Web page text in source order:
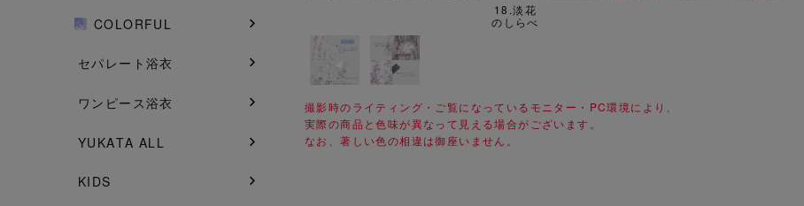
COLORFUL
セパレート浴衣
ワンピース浴衣
YUKATA ALL
KIDS
18.淡花
のしらべ
撮影時のライティング・ご覧になっているモニター・PC環境により、
実際の商品と色味が異なって見える場合がございます。
なお、著しい色の相違は御座いません。